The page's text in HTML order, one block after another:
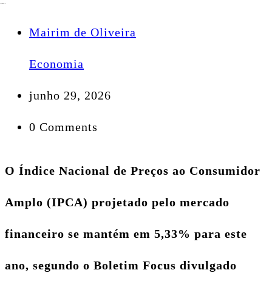
Mairim de Oliveira
Economia
junho 29, 2026
0 Comments
O Índice Nacional de Preços ao Consumidor
Amplo (IPCA) projetado pelo mercado
financeiro se mantém em 5,33% para este
ano, segundo o Boletim Focus divulgado